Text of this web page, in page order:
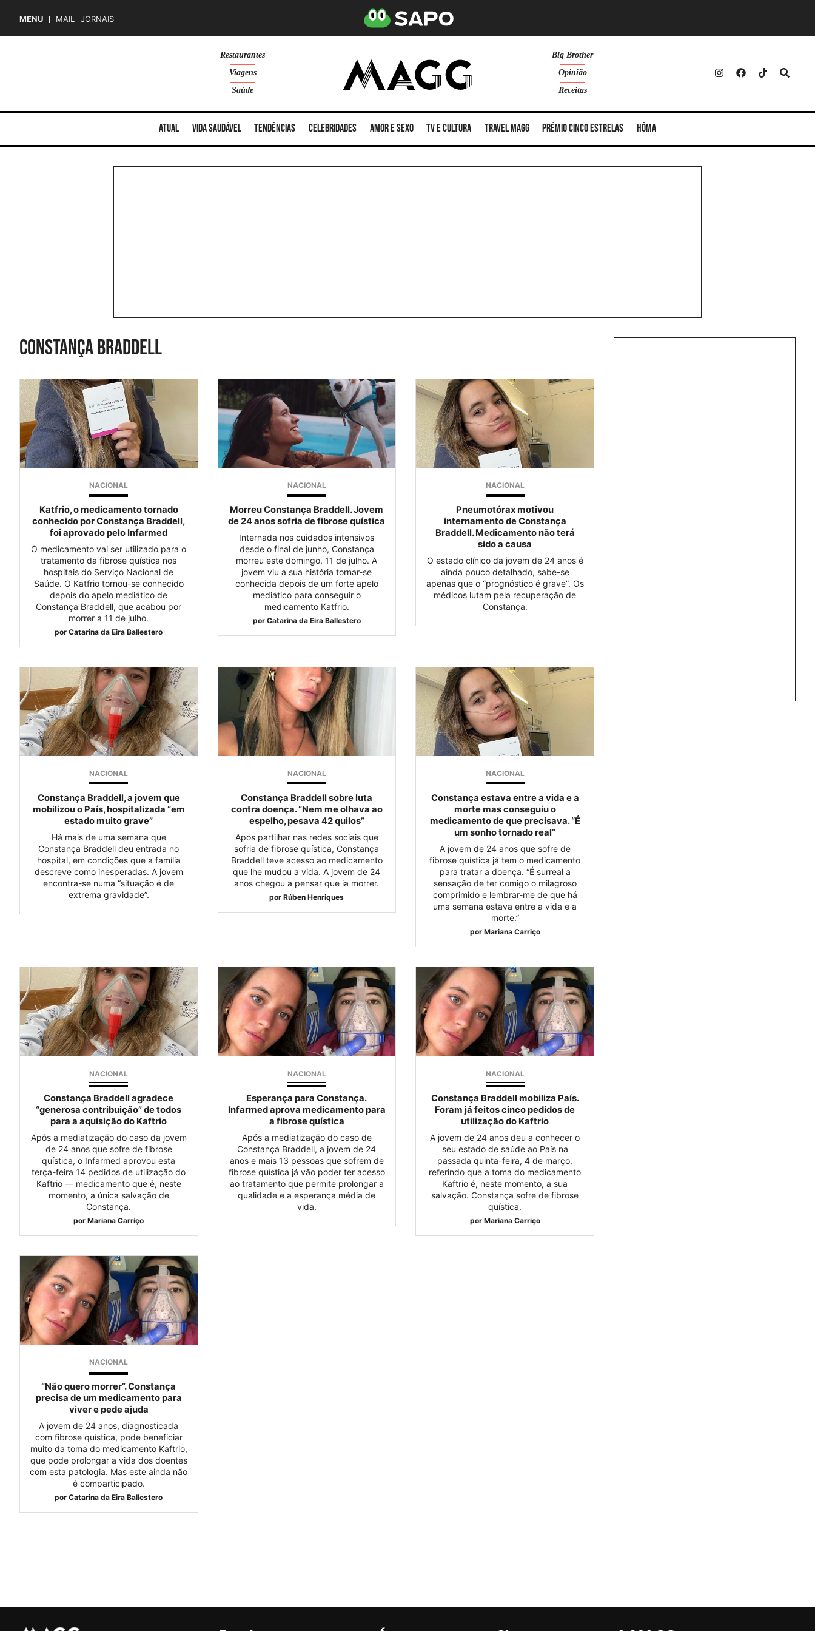
MENU MAIL JORNAIS
Restaurantes
Viagens
Saúde
Big Brother
Opinião
Receitas
atual vida saudável tendências celebridades amor e sexo TV e cultura Travel MAGG Prémio Cinco Estrelas Hôma
constança braddell
NACIONAL
Katfrio, o medicamento tornado
conhecido por Constança Braddell,
foi aprovado pelo Infarmed
O medicamento vai ser utilizado para o
tratamento da fibrose quística nos
hospitais do Serviço Nacional de
Saúde. O Katfrio tornou-se conhecido
depois do apelo mediático de
Constança Braddell, que acabou por
morrer a 11 de julho.
por Catarina da Eira Ballestero
NACIONAL
Morreu Constança Braddell. Jovem
de 24 anos sofria de fibrose quística
Internada nos cuidados intensivos
desde o final de junho, Constança
morreu este domingo, 11 de julho. A
jovem viu a sua história tornar-se
conhecida depois de um forte apelo
mediático para conseguir o
medicamento Katfrio.
por Catarina da Eira Ballestero
NACIONAL
Pneumotórax motivou
internamento de Constança
Braddell. Medicamento não terá
sido a causa
O estado clínico da jovem de 24 anos é
ainda pouco detalhado, sabe-se
apenas que o “prognóstico é grave”. Os
médicos lutam pela recuperação de
Constança.
NACIONAL
Constança Braddell, a jovem que
mobilizou o País, hospitalizada “em
estado muito grave”
Há mais de uma semana que
Constança Braddell deu entrada no
hospital, em condições que a família
descreve como inesperadas. A jovem
encontra-se numa “situação é de
extrema gravidade”.
NACIONAL
Constança Braddell sobre luta
contra doença. “Nem me olhava ao
espelho, pesava 42 quilos”
Após partilhar nas redes sociais que
sofria de fibrose quística, Constança
Braddell teve acesso ao medicamento
que lhe mudou a vida. A jovem de 24
anos chegou a pensar que ia morrer.
por Rúben Henriques
NACIONAL
Constança estava entre a vida e a
morte mas conseguiu o
medicamento de que precisava. “É
um sonho tornado real”
A jovem de 24 anos que sofre de
fibrose quística já tem o medicamento
para tratar a doença. “É surreal a
sensação de ter comigo o milagroso
comprimido e lembrar-me de que há
uma semana estava entre a vida e a
morte.”
por Mariana Carriço
NACIONAL
Constança Braddell agradece
“generosa contribuição” de todos
para a aquisição do Kaftrio
Após a mediatização do caso da jovem
de 24 anos que sofre de fibrose
quística, o Infarmed aprovou esta
terça-feira 14 pedidos de utilização do
Kaftrio — medicamento que é, neste
momento, a única salvação de
Constança.
por Mariana Carriço
NACIONAL
Esperança para Constança.
Infarmed aprova medicamento para
a fibrose quística
Após a mediatização do caso de
Constança Braddell, a jovem de 24
anos e mais 13 pessoas que sofrem de
fibrose quística já vão poder ter acesso
ao tratamento que permite prolongar a
qualidade e a esperança média de
vida.
NACIONAL
Constança Braddell mobiliza País.
Foram já feitos cinco pedidos de
utilização do Kaftrio
A jovem de 24 anos deu a conhecer o
seu estado de saúde ao País na
passada quinta-feira, 4 de março,
referindo que a toma do medicamento
Kaftrio é, neste momento, a sua
salvação. Constança sofre de fibrose
quística.
por Mariana Carriço
NACIONAL
“Não quero morrer”. Constança
precisa de um medicamento para
viver e pede ajuda
A jovem de 24 anos, diagnosticada
com fibrose quística, pode beneficiar
muito da toma do medicamento Kaftrio,
que pode prolongar a vida dos doentes
com esta patologia. Mas este ainda não
é comparticipado.
por Catarina da Eira Ballestero